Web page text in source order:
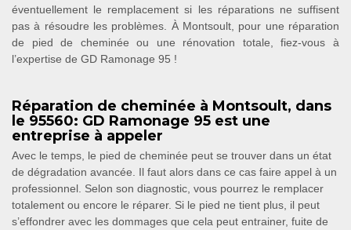
éventuellement le remplacement si les réparations ne suffisent
pas à résoudre les problèmes. À Montsoult, pour une réparation
de pied de cheminée ou une rénovation totale, fiez-vous à
l’expertise de GD Ramonage 95 !
Réparation de cheminée à Montsoult, dans
le 95560: GD Ramonage 95 est une
entreprise à appeler
Avec le temps, le pied de cheminée peut se trouver dans un état
de dégradation avancée. Il faut alors dans ce cas faire appel à un
professionnel. Selon son diagnostic, vous pourrez le remplacer
totalement ou encore le réparer. Si le pied ne tient plus, il peut
s’effondrer avec les dommages que cela peut entrainer, fuite de